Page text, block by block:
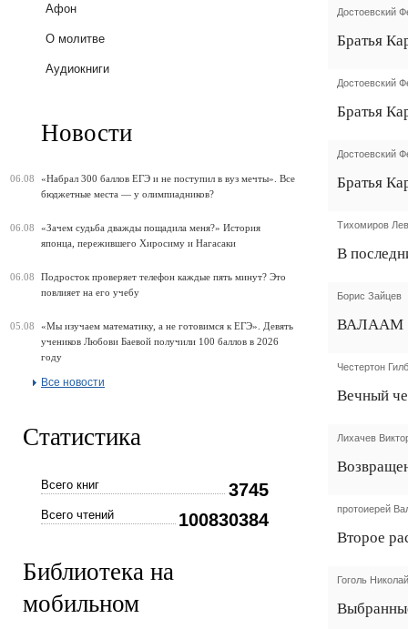
Афон
О молитве
Аудиокниги
Новости
06.08
«Набрал 300 баллов ЕГЭ и не поступил в вуз мечты». Все
бюджетные места — у олимпиадников?
06.08
«Зачем судьба дважды пощадила меня?» История
японца, пережившего Хиросиму и Нагасаки
06.08
Подросток проверяет телефон каждые пять минут? Это
повлияет на его учебу
05.08
«Мы изучаем математику, а не готовимся к ЕГЭ». Девять
учеников Любови Баевой получили 100 баллов в 2026
году
Все новости
Статистика
3745
Всего книг
100830384
Всего чтений
Библиотека на
мобильном
Достоевский
Братья
Достоевский
Братья
Достоевский
Братья
Тихомиров
В
Борис Зайцев
ВАЛААМ
Честертон
Вечный
Лихачев
протоиерей
Второе
Гоголь